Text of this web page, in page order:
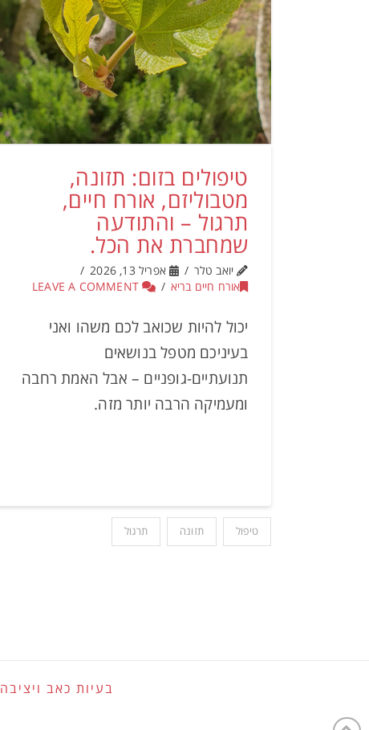
טיפולים בזום: תזונה,
מטבוליזם, אורח חיים,
תרגול – והתודעה
שמחברת את הכל.
יואב טלר
אפריל 13, 2026
אורח חיים בריא
LEAVE A COMMENT
יכול להיות שכואב לכם משהו ואני
בעיניכם מטפל בנושאים
תנועתיים-גופניים – אבל האמת רחבה
ומעמיקה הרבה יותר מזה.
טיפול תזונה תרגול
בעיות כאב ויציבה